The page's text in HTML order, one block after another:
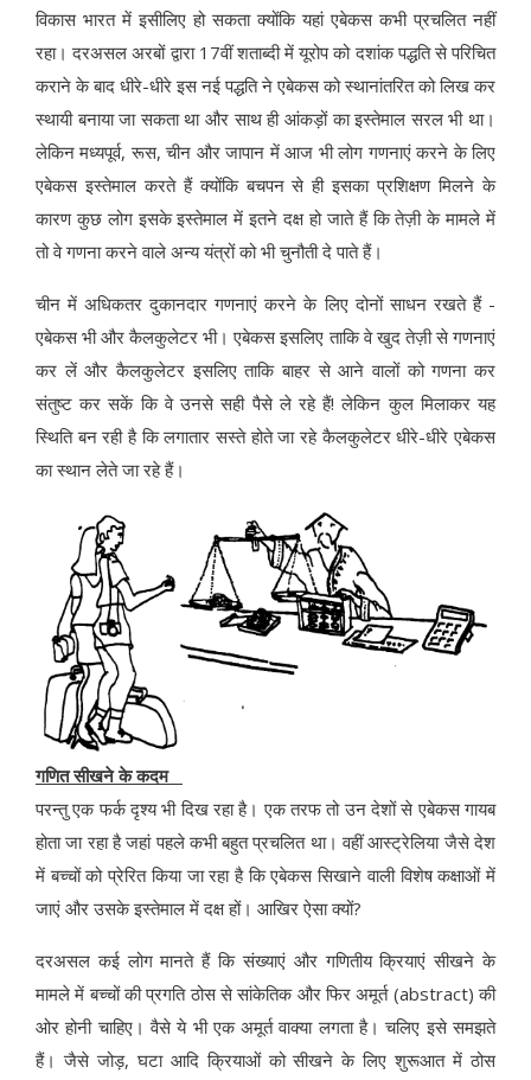
विकास भारत में इसीलिए हो सकता क्योंकि यहां एबेकस कभी प्रचलित नहीं
रहा। दरअसल अरबों द्वारा 17वीं शताब्दी में यूरोप को दशांक पद्धति से परिचित
कराने के बाद धीरे-धीरे इस नई पद्धति ने एबेकस को स्थानांतरित को लिख कर
स्थायी बनाया जा सकता था और साथ ही आंकड़ों का इस्तेमाल सरल भी था।
लेकिन मध्यपूर्व, रूस, चीन और जापान में आज भी लोग गणनाएं करने के लिए
एबेकस इस्तेमाल करते हैं क्योंकि बचपन से ही इसका प्रशिक्षण मिलने के
कारण कुछ लोग इसके इस्तेमाल में इतने दक्ष हो जाते हैं कि तेज़ी के मामले में
तो वे गणना करने वाले अन्य यंत्रों को भी चुनौती दे पाते हैं।
चीन में अधिकतर दुकानदार गणनाएं करने के लिए दोनों साधन रखते हैं -
एबेकस भी और कैलकुलेटर भी। एबेकस इसलिए ताकि वे खुद तेज़ी से गणनाएं
कर लें और कैलकुलेटर इसलिए ताकि बाहर से आने वालों को गणना कर
संतुष्ट कर सकें कि वे उनसे सही पैसे ले रहे हैं! लेकिन कुल मिलाकर यह
स्थिति बन रही है कि लगातार सस्ते होते जा रहे कैलकुलेटर धीरे-धीरे एबेकस
का स्थान लेते जा रहे हैं।
गणित सीखने के कदम
परन्तु एक फर्क दृश्य भी दिख रहा है। एक तरफ तो उन देशों से एबेकस गायब
होता जा रहा है जहां पहले कभी बहुत प्रचलित था। वहीं आस्ट्रेलिया जैसे देश
में बच्चों को प्रेरित किया जा रहा है कि एबेकस सिखाने वाली विशेष कक्षाओं में
जाएं और उसके इस्तेमाल में दक्ष हों। आखिर ऐसा क्यों?
दरअसल कई लोग मानते हैं कि संख्याएं और गणितीय क्रियाएं सीखने के
मामले में बच्चों की प्रगति ठोस से सांकेतिक और फिर अमूर्त (abstract) की
ओर होनी चाहिए। वैसे ये भी एक अमूर्त वाक्या लगता है। चलिए इसे समझते
हैं। जैसे जोड़, घटा आदि क्रियाओं को सीखने के लिए शुरूआत में ठोस